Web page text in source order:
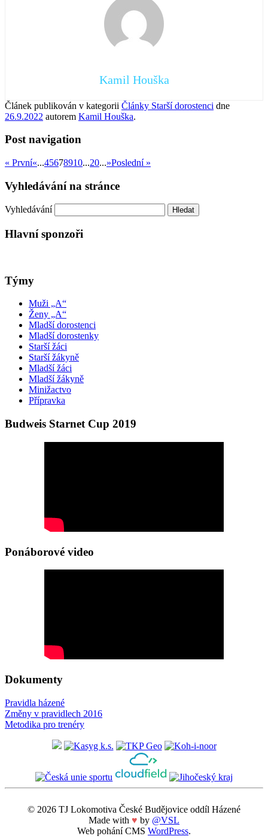
Kamil Houška
Článek publikován v kategorii Články Starší dorostenci dne
26.9.2022 autorem Kamil Houška.
Post navigation
« První«...45678910...20...»Poslední »
Vyhledávání na stránce
Vyhledávání
Hlavní sponzoři
Týmy
Muži „A“
Ženy „A“
Mladší dorostenci
Mladší dorostenky
Starší žáci
Starší žákyně
Mladší žáci
Mladší žákyně
Minižactvo
Přípravka
Budweis Starnet Cup 2019
Ponáborové video
Dokumenty
Pravidla házené
Změny v pravidlech 2016
Metodika pro trenéry
© 2026 TJ Lokomotiva České Budějovice oddíl Házené
Made with ♥ by @VSL
Web pohání CMS WordPress.